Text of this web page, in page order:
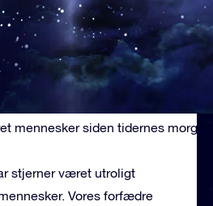
mennesker siden tidernes morgen
stjerner været utroligt
Vores forfædre